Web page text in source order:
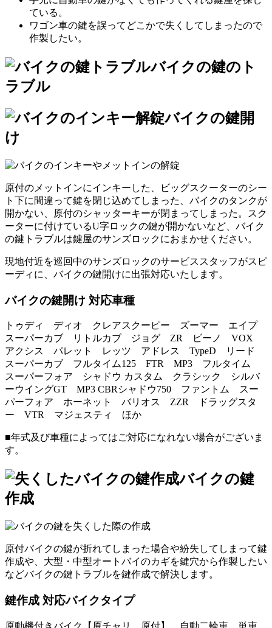
ている。
ワゴン車の鍵を誤ってどこかで失くしてしまったので
作製したい。
バイクの鍵のト
ラブル
バイクの鍵開
け
原付のメットインにインキーした、ビッグスクーターのシー
ト下に間違って鍵を閉じ込めてしまった、バイクのタンクが
開かない、原付のシャッターキーが閉まってしまった。スク
ーターに付けているU字ロックの鍵が開かないなど、バイク
の鍵トラブルは鍵屋のサンズロックにおまかせください。
現地付近を巡回中のサンズロックのサービススタッフがスピ
ーディに、バイクの鍵開けに出張対応いたします。
バイクの鍵開け 対応車種
トゥディ ディオ クレアスクーピー ズーマー エイプ
スーパーカブ リトルカブ ジョグ ZR ビーノ VOX
アクシス パレット レッツ アドレス TypeD リード
スーパーカブ フルタイム125 FTR MP3 フルタイム
スーパーフォア シャドウ カスタム クラシック シルバ
ーウイングGT MP3 CBRシャドウ750 ファントム スー
パーフォア ホーネット バリオス ZZR ドラッグスタ
ー VTR マジェスティ ほか
■年式及び車種によってはご対応になれない場合がございま
す。
バイクの鍵
作成
原付バイクの鍵が折れてしまった場合や紛失してしまって鍵
作成や、大型・中型オートバイのカギを鍵穴から作製したい
などバイクの鍵トラブルを鍵作成で解決します。
鍵作成 対応バイクタイプ
原動機付きバイク【原チャリ、原付】 自動二輪車 単車